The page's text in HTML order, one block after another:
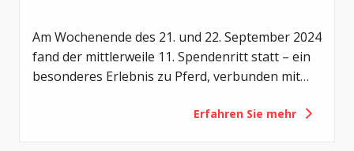
Am Wochenende des 21. und 22. September 2024
fand der mittlerweile 11. Spendenritt statt – ein
besonderes Erlebnis zu Pferd, verbunden mit
Erfahren Sie mehr